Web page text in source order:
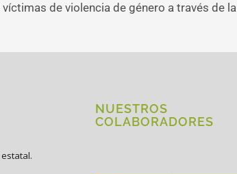
de violencia de género a través de la
NUESTROS
COLABORADORES